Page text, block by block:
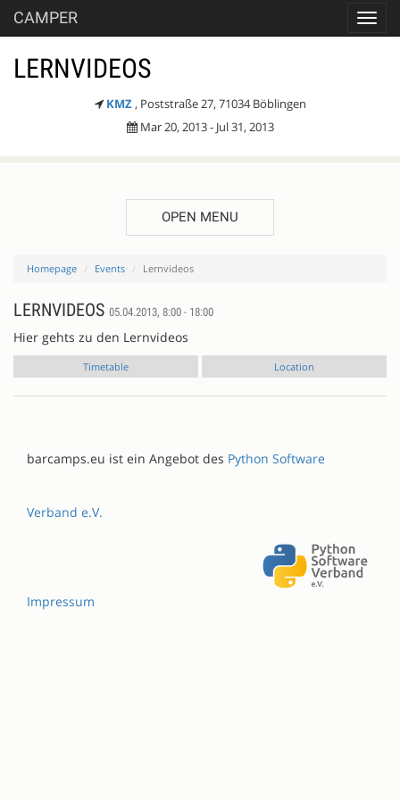
CAMPER
LERNVIDEOS
KMZ , Poststraße 27, 71034 Böblingen
Mar 20, 2013 - Jul 31, 2013
OPEN MENU
Homepage Events Lernvideos
LERNVIDEOS 05.04.2013, 8:00 - 18:00
Hier gehts zu den Lernvideos
Timetable Location
barcamps.eu ist ein Angebot des Python Software
Verband e.V.
Impressum